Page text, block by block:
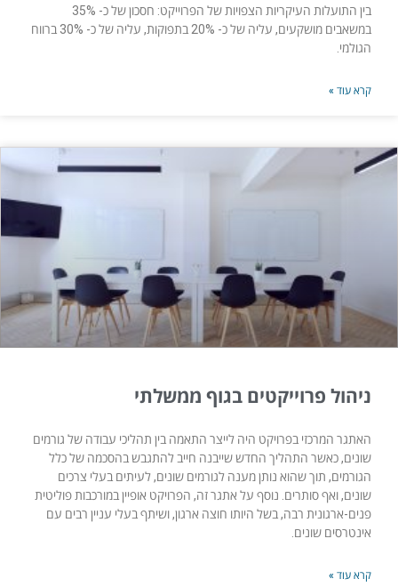
בין התועלות העיקריות הצפויות של הפרוייקט: חסכון של כ- 35%
במשאבים מושקעים, עליה של כ- 20% בתפוקות, עליה של כ- 30% ברווח
הגולמי.
קרא עוד »
ניהול פרוייקטים בגוף ממשלתי
האתגר המרכזי בפרויקט היה לייצר התאמה בין תהליכי עבודה של גורמים
שונים, כאשר התהליך החדש שייבנה חייב להתגבש בהסכמה של כלל
הגורמים, תוך שהוא נותן מענה לגורמים שונים, לעיתים בעלי צרכים
שונים, ואף סותרים. נוסף על אתגר זה, הפרויקט אופיין במורכבות פוליטית
פנים-ארגונית רבה, בשל היותו חוצה ארגון, ושיתף בעלי עניין רבים עם
אינטרסים שונים.
קרא עוד »